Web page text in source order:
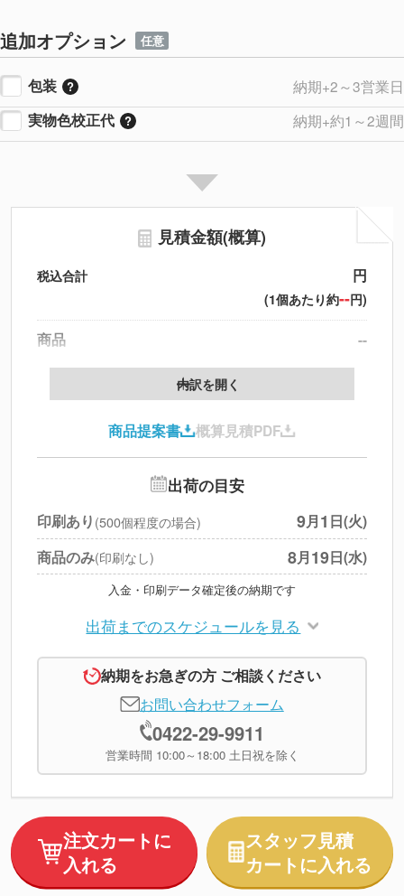
追加オプション 任意
包装
納期+2～3営業日
実物色校正代
納期+約1～2週間
見積金額(概算)
税込合計 円
(1個あたり約--円)
商品
--
製版代
印刷代
北海道・沖縄・離島 別途
円
※上記小計は税別です
内訳を開く
商品提案書 概算見積PDF
出荷の目安
印刷あり (500個程度の場合) 9月1 日(火)
商品のみ(印刷なし) 8月19日(水)
入金・印刷データ確定後の納期です
出荷までのスケジュールを見る
納期をお急ぎの方 ご相談ください
お問い合わせフォーム
0422-29-9911
営業時間 10:00～18:00 土日祝を除く
注文カートに
入れる
スタッフ見積
カートに入れる